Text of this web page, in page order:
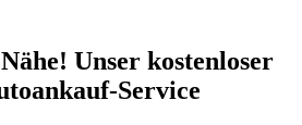
Unser kostenloser
Service